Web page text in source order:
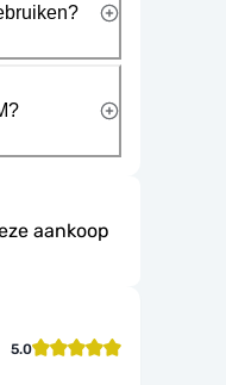
aankoop
5.0